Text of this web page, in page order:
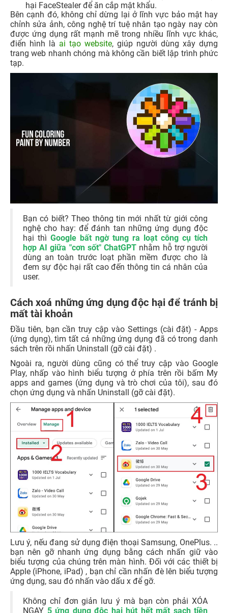
hại FaceStealer để ăn cắp mật khẩu.
Bên cạnh đó, không chỉ dừng lại ở lĩnh vực bảo mật hay
chỉnh sửa ảnh, công nghệ trí tuệ nhân tạo ngày nay còn
được ứng dụng rất mạnh mẽ trong nhiều lĩnh vực khác,
điển hình là ai tạo website, giúp người dùng xây dựng
trang web nhanh chóng mà không cần biết lập trình phức
tạp.
Bạn có biết? Theo thông tin mới nhất từ giới công
nghệ cho hay: để đánh tan những ứng dụng độc
hại thì Google bất ngờ tung ra loạt công cụ tích
hợp AI giữa "cơn sốt" ChatGPT nhằm hỗ trợ người
dùng an toàn trước loạt phần mềm được cho là
đem sự độc hại rất cao đến thông tin cá nhân của
user.
Cách xoá những ứng dụng độc hại để tránh bị
mất tài khoản
Đầu tiên, bạn cần truy cập vào Settings (cài đặt) - Apps
(ứng dụng), tìm tất cả những ứng dụng đã có trong danh
sách trên rồi nhấn Uninstall (gỡ cài đặt) .
Ngoài ra, người dùng cũng có thể truy cập vào Google
Play, nhấp vào hình biểu tượng ở phía trên rồi bấm My
apps and games (ứng dụng và trò chơi của tôi), sau đó
chọn ứng dụng và nhấn Uninstall (gỡ cài đặt).
Lưu ý, nếu đang sử dụng điện thoại Samsung, OnePlus. ..
bạn nên gỡ nhanh ứng dụng bằng cách nhấn giữ vào
biểu tượng của chúng trên màn hình. Đối với các thiết bị
Apple (iPhone, iPad) , bạn chỉ cần nhấn đè lên biểu tượng
ứng dụng, sau đó nhấn vào dấu x để gỡ.
Không chỉ đơn giản lưu ý mà bạn còn phải XÓA
NGAY 5 ứng dụng độc hại hút hết mất sạch tiền